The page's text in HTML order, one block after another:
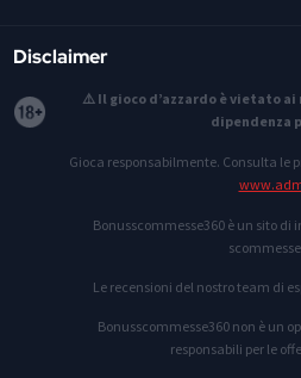
Disclaimer
⚠️ Il gioco d’azzardo è vietato ai
dipendenza
Gioca responsabilmente. Consulta
Bonusscommesse360 è un sito
Le recensioni del nostro team di
Bonusscommesse360 non è un
responsabili per le